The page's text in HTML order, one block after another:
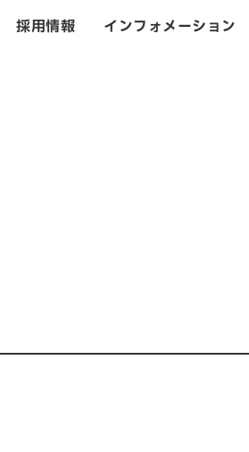
採用情報 インフォメーション
サイトマップ